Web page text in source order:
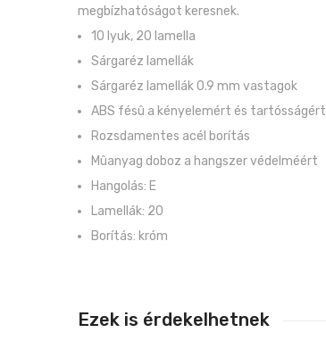
megbízhatóságot keresnek.
10 lyuk, 20 lamella
Sárgaréz lamellák
Sárgaréz lamellák 0.9 mm vastagok
ABS fésû a kényelemért és tartósságért
Rozsdamentes acél borítás
Mûanyag doboz a hangszer védelméért
Hangolás: E
Lamellák: 20
Borítás: króm
Ezek is érdekelhetnek